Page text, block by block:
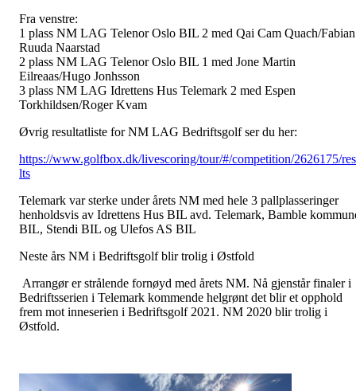
Fra venstre:
1 plass NM LAG Telenor Oslo BIL 2 med Qai Cam Quach/Fabian
Ruuda Naarstad
2 plass NM LAG Telenor Oslo BIL 1 med Jone Martin
Eilreaas/Hugo Jonhsson
3 plass NM LAG Idrettens Hus Telemark 2 med Espen
Torkhildsen/Roger Kvam
Øvrig resultatliste for NM LAG Bedriftsgolf ser du her:
https://www.golfbox.dk/livescoring/tour/#/competition/2626175/
lts
Telemark var sterke under årets NM med hele 3 pallplasseringer
henholdsvis av Idrettens Hus BIL avd. Telemark, Bamble
BIL, Stendi BIL og Ulefos AS BIL
Neste års NM i Bedriftsgolf blir trolig i Østfold
Arrangør er strålende fornøyd med årets NM. Nå gjenstår finaler i
Bedriftsserien i Telemark kommende helgrønt det blir et opphold
frem mot inneserien i Bedriftsgolf 2021. NM 2020 blir trolig i
Østfold.